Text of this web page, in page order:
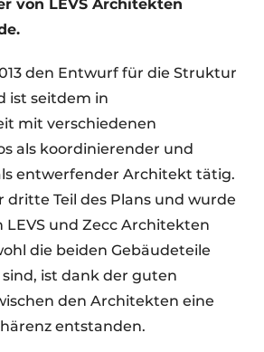
von LEVS Architekten
den Entwurf für die Struktur
ist seitdem in
mit verschiedenen
als koordinierender und
entwerfender Architekt tätig.
dritte Teil des Plans und wurde
LEVS und Zecc Architekten
die beiden Gebäudeteile
ist dank der guten
den Architekten eine
entstanden.